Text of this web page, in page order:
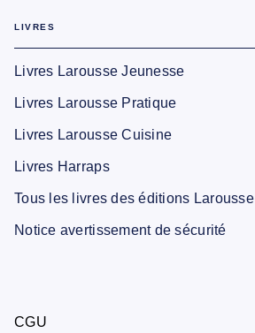
LIVRES
Livres Larousse Jeunesse
Livres Larousse Pratique
Livres Larousse Cuisine
Livres Harraps
Tous les livres des éditions Larousse
Notice avertissement de sécurité
CGU